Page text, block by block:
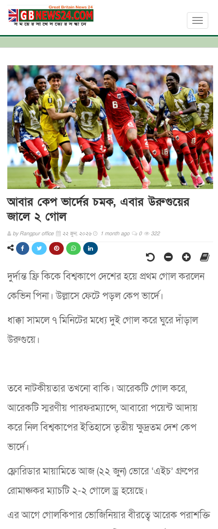
Toggle
আবার কেপ ভার্দের চমক, এবার উরুগুয়ের
জালে ২ গোল
byRangpur office ২২ জুন, ২০২৬ 1 month ago 0 322
দুর্দান্ত ফ্রি কিকে বিশ্বকাপে দেশের হয়ে প্রথম গোল করলেন
কেভিন পিনা। উল্লাসে ফেটে পড়ল কেপ ভার্দে।
ধাক্কা সামলে ৭ মিনিটের মধ্যে দুই গোল করে ঘুরে দাঁড়াল
উরুগুয়ে।
তবে নাটকীয়তার তখনো বাকি। আরেকটি গোল করে,
আরেকটি স্মরণীয় পারফরম্যান্সে, আবারো পয়েন্ট আদায়
করে নিল বিশ্বকাপের ইতিহাসে তৃতীয় ক্ষুদ্রতম দেশ কেপ
ভার্দে।
ফ্লোরিডার মায়ামিতে আজ (২২ জুন) ভোরে ‘এইচ’ গ্রুপের
রোমাঞ্চকর ম্যাচটি ২-২ গোলে ড্র হয়েছে।
এর আগে গোলকিপার ভোজিনিয়ার বীরত্বে আরেক পরাশক্তি